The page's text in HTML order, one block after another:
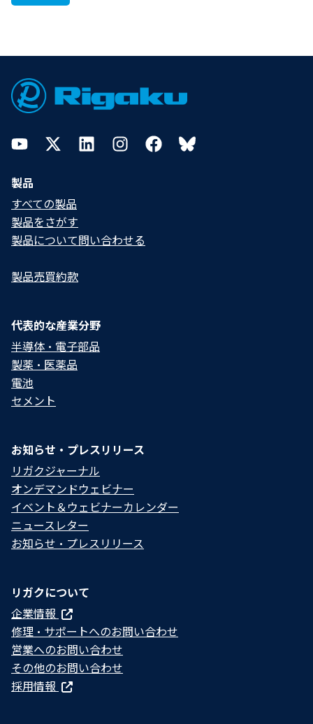
Footer
YouTubeTwitterLinkedInInstagramFacebookBluesky
製品
すべての製品
製品をさがす
製品について問い合わせる​
製品売買約款
代表的な産業分野
半導体・電子部品
製薬・医薬品
電池
セメント
お知らせ・プレスリリース
リガクジャーナル
オンデマンドウェビナー
イベント＆ウェビナーカレンダー
ニュースレター
お知らせ・プレスリリース
リガクについて
企業情報
修理・サポートへのお問い合わせ
営業へのお問い合わせ
その他のお問い合わせ
採用情報